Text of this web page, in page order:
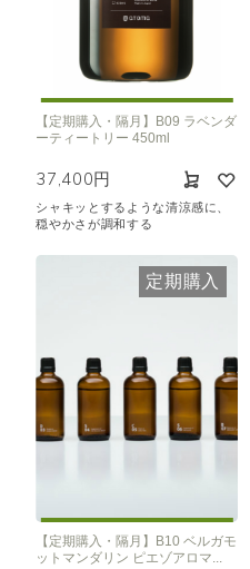
【定期購入・隔月】B09 ラベンダ
ーティートリー 450ml
37,400円
シャキッとするような清涼感に、
穏やかさが調和する
定期購入
【定期購入・隔月】B10 ベルガモ
ットマンダリン ピエゾアロマ...